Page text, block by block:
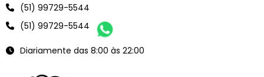
(51) 99729-5544
(51) 99729-5544
Diariamente das 8:00 às 22:00